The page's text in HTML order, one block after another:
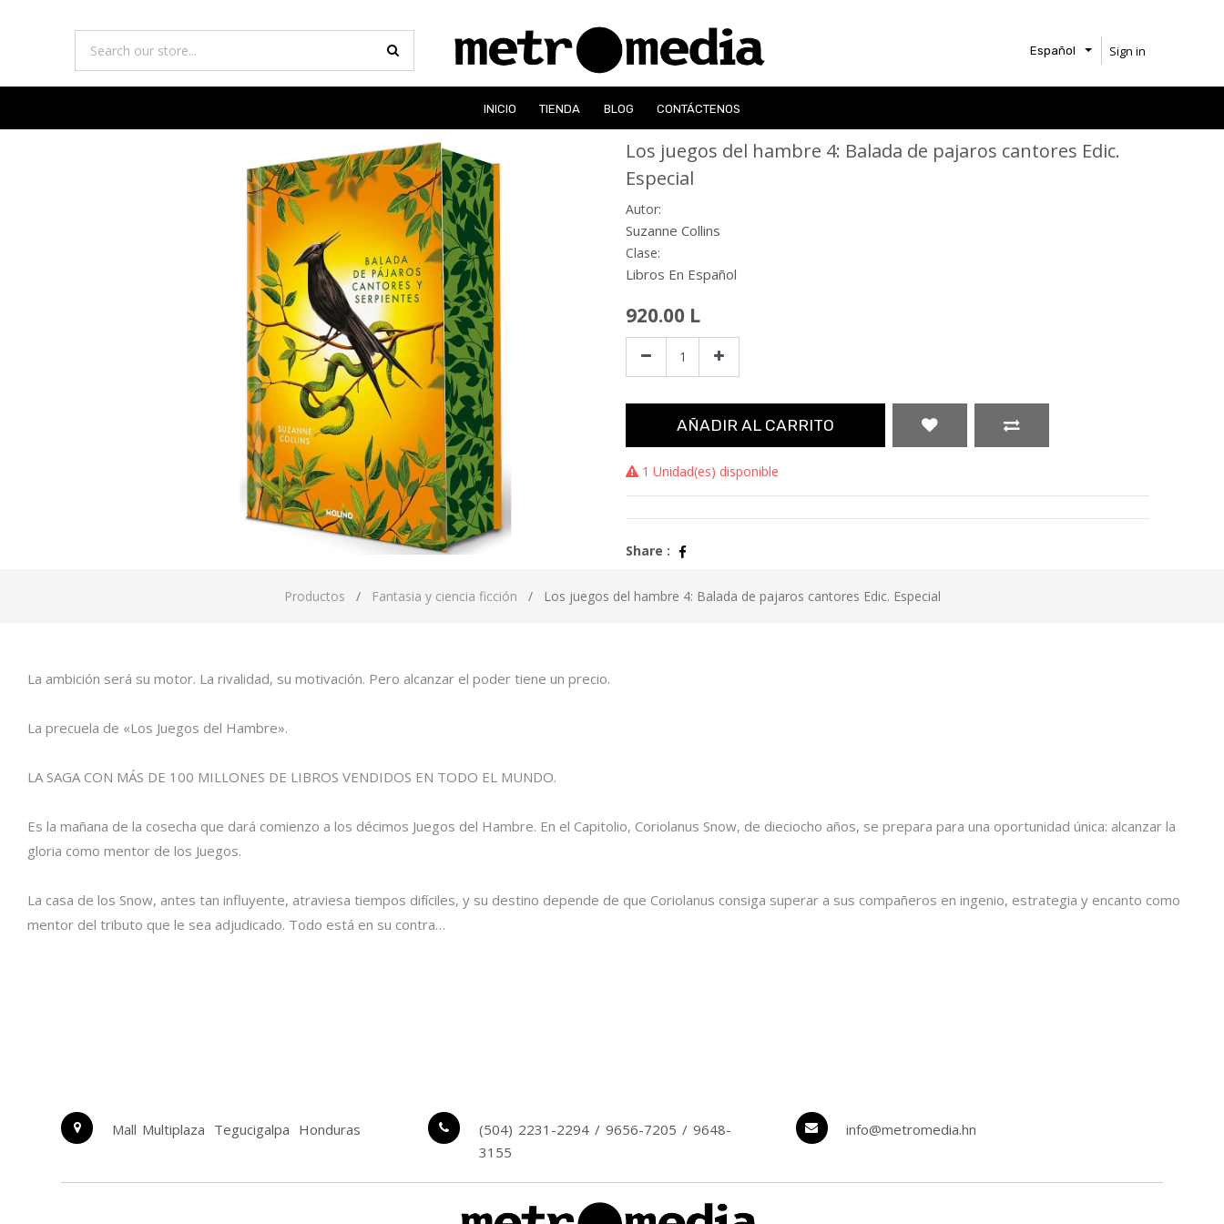
Español Sign in
INICIO TIENDA BLOG CONTÁCTENOS
Los juegos del hambre 4: Balada de pajaros cantores Edic.
Especial
Autor:
Suzanne Collins
Clase:
Libros En Español
920.00 L
AÑADIR AL CARRITO
1 Unidad(es) disponible
Share :
Productos Fantasia y ciencia ficción Los juegos del hambre 4: Balada de pajaros cantores Edic. Especial
La ambición será su motor. La rivalidad, su motivación. Pero alcanzar el poder tiene un precio.
La precuela de «Los Juegos del Hambre».
LA SAGA CON MÁS DE 100 MILLONES DE LIBROS VENDIDOS EN TODO EL MUNDO.
Es la mañana de la cosecha que dará comienzo a los décimos Juegos del Hambre. En el Capitolio, Coriolanus Snow, de dieciocho años, se prepara para una oportunidad única: alcanzar la
gloria como mentor de los Juegos.
La casa de los Snow, antes tan influyente, atraviesa tiempos difíciles, y su destino depende de que Coriolanus consiga superar a sus compañeros en ingenio, estrategia y encanto como
mentor del tributo que le sea adjudicado. Todo está en su contra…
Mall Multiplaza Tegucigalpa Honduras
(504) 2231-2294 / 9656-7205 / 9648-
3155
info@metromedia.hn